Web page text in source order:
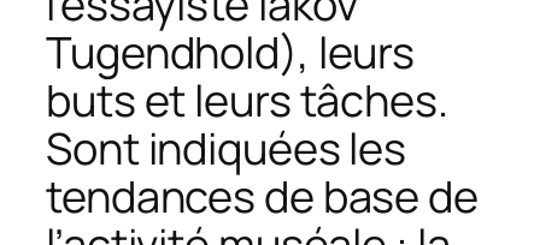
Tugendhold), leurs
buts et leurs tâches.
Sont indiquées les
tendances de base de